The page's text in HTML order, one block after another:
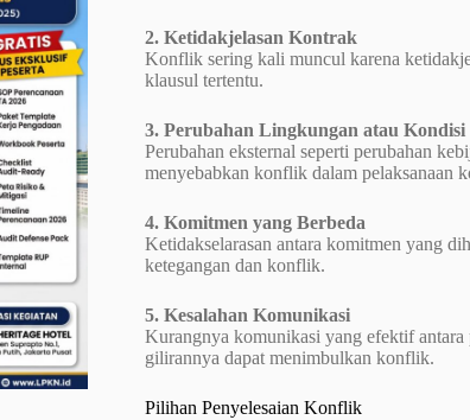
2. Ketidakjelasan Kontrak
Konflik sering kali muncul karena
klausul tertentu.
3. Perubahan Lingkungan atau Kondisi
Perubahan eksternal seperti perubahan
menyebabkan konflik dalam pelaksanaan
4. Komitmen yang Berbeda
Ketidakselarasan antara komitmen yang
ketegangan dan konflik.
5. Kesalahan Komunikasi
Kurangnya komunikasi yang efektif antara
gilirannya dapat menimbulkan konflik.
Pilihan Penyelesaian Konflik